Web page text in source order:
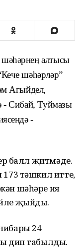
алты­сы
шәһәрләр”
Агыйдел,
- Сибай, Туймазы
-
балл җитмәде.
173 тәшкил итте,
шәһәре ия
җыйды.
24
дип табылды.